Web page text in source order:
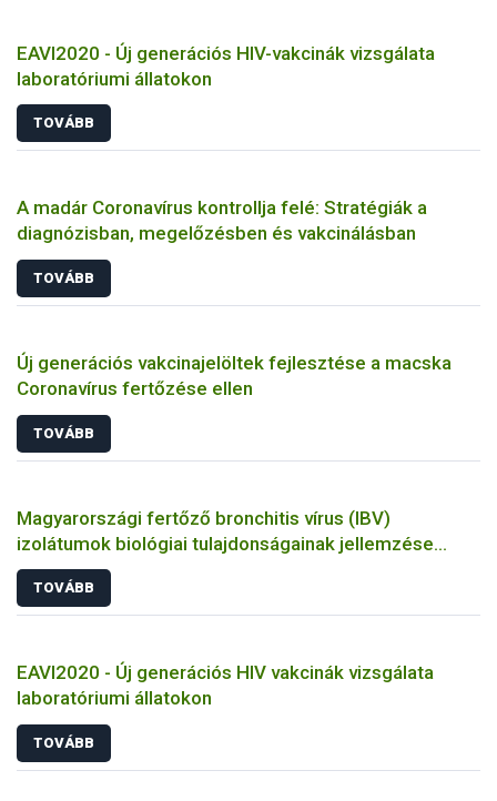
EAVI2020 - Új generációs HIV-vakcinák vizsgálata
laboratóriumi állatokon
TOVÁBB
A madár Coronavírus kontrollja felé: Stratégiák a
diagnózisban, megelőzésben és vakcinálásban
TOVÁBB
Új generációs vakcinajelöltek fejlesztése a macska
Coronavírus fertőzése ellen
TOVÁBB
Magyarországi fertőző bronchitis vírus (IBV)
izolátumok biológiai tulajdonságainak jellemzése
állatkísérletes és molekuláris biológiai eszközökkel
TOVÁBB
EAVI2020 - Új generációs HIV vakcinák vizsgálata
laboratóriumi állatokon
TOVÁBB